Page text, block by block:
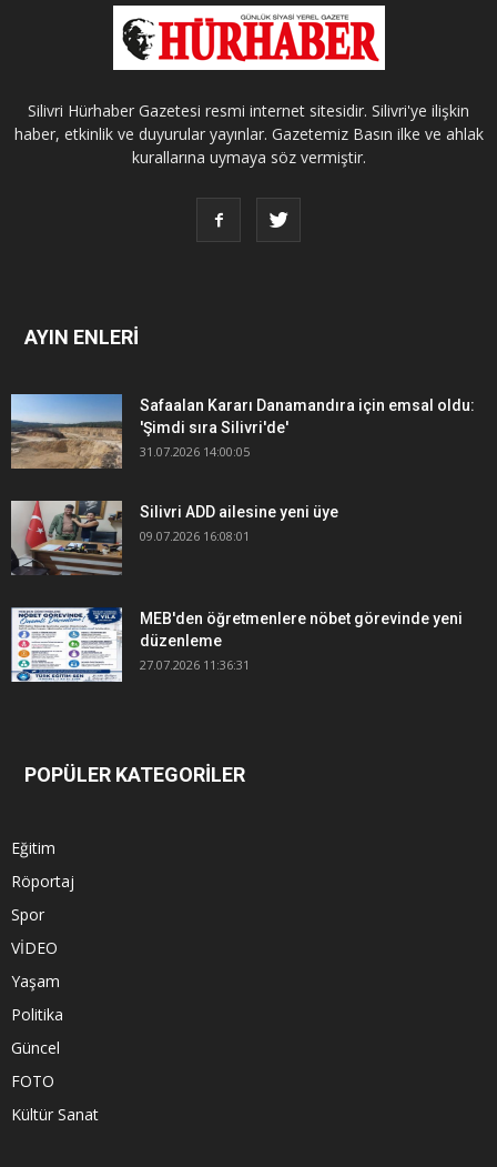
Silivri Hürhaber Gazetesi resmi internet sitesidir. Silivri'ye ilişkin
haber, etkinlik ve duyurular yayınlar. Gazetemiz Basın ilke ve ahlak
kurallarına uymaya söz vermiştir.
AYIN ENLERİ
Safaalan Kararı Danamandıra için emsal oldu:
'Şimdi sıra Silivri'de'
31.07.2026 14:00:05
Silivri ADD ailesine yeni üye
09.07.2026 16:08:01
MEB'den öğretmenlere nöbet görevinde yeni
düzenleme
27.07.2026 11:36:31
POPÜLER KATEGORİLER
Eğitim
Röportaj
Spor
VİDEO
Yaşam
Politika
Güncel
FOTO
Kültür Sanat